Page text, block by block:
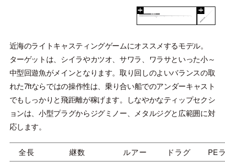
近海のライトキャスティングゲームにオススメするモデル。
ターゲットは、シイラやカツオ、サワラ、ワラサといった小～
中型回遊魚がメインとなります。取り回しのよいバランスの取
れた7ftならではの操作性は、乗り合い船でのアンダーキャスト
でもしっかりと飛距離が稼げます。しなやかなティップセクシ
ョンは、小型プラグからジグミノー、メタルジグと広範囲に対
応します。
全長 継数 ルアー ドラグ PE